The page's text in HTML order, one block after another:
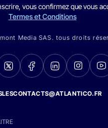
vous confirmez que vous
Termes et Conditions
Media SAS. tous droits